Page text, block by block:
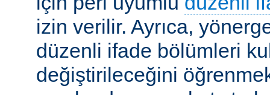
izin verilir. Ayrıca,
düzenli ifade bölümleri
değiştirileceğini